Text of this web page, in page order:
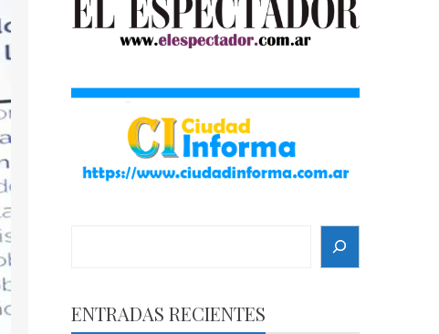
ENTRADAS RECIENTES